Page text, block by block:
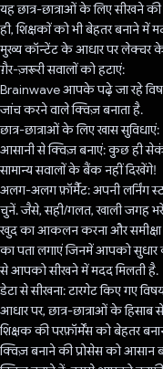
यह छात्र-छात्राओं के लिए सीखने
ही, शिक्षकों को भी बेहतर बनाने
मुख्य कॉन्टेंट के आधार पर लेक्चर के
ग़ैर-ज़रूरी सवालों को हटाएं:
Brainwave आपके पढ़े जा रहे
जांच करने वाले क्विज़ बनाता है.
छात्र-छात्राओं के लिए खास सुविधाएं:
आसानी से क्विज़ बनाएं: कुछ ही
सामान्य सवालों के बैंक नहीं दिखेंगे!
अलग-अलग फ़ॉर्मैट: अपनी लर्निंग
चुनें. जैसे, सही/गलत, खाली जगह
खुद का आकलन करना और समीक्षा
का पता लगाएं जिनमें आपको सुधार
से आपको सीखने में मदद मिलती है.
डेटा से सीखना: टारगेट किए गए
आधार पर, छात्र-छात्राओं के
शिक्षक की परफ़ॉर्मेंस को बेहतर
क्विज़ बनाने की प्रोसेस को